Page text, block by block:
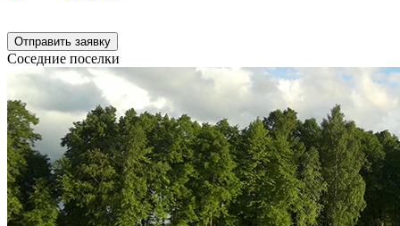
Отправить заявку
Соседние поселки